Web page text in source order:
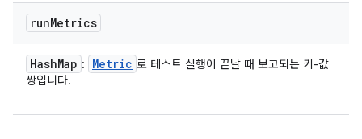
runMetrics
HashMap : Metric 로 테스트 실행이 끝날 때 보고되는 키-값
쌍입니다.